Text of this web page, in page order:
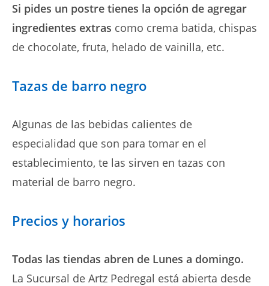
Si pides un postre tienes la opción de agregar
ingredientes extras como crema batida, chispas
de chocolate, fruta, helado de vainilla, etc.
Tazas de barro negro
Algunas de las bebidas calientes de
especialidad que son para tomar en el
establecimiento, te las sirven en tazas con
material de barro negro.
Precios y horarios
Todas las tiendas abren de Lunes a domingo.
La Sucursal de Artz Pedregal está abierta desde